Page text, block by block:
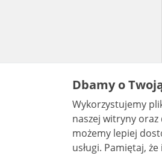
Dbamy o
Wykorzystujemy
naszej witryny oraz
możemy lepiej
usługi. Pamiętaj, że informacje przechowywane w plikach cookie mogą pozwalać na